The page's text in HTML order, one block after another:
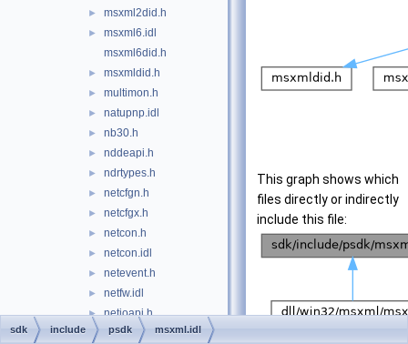
► msxml2did.h
►
msxml6.idl
msxml6did.h
► msxmldid.h
► multimon.h
► natupnp.idl
► nb30.h
► nddeapi.h
► ndrtypes.h
► netcfgn.h
► netcfgx.h
► netcon.h
► netcon.idl
► netevent.h
► netfw.idl
► netioapi.h
► netiodef.h
This graph shows which
files directly or indirectly
include this file:
sdk include psdk msxml.idl